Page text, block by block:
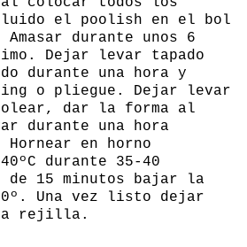
el poolish en el bol
durante unos 6
Dejar levar tapado
durante una hora y
o pliegue. Dejar levar
dar la forma al
durante una hora
Hornear en horno
durante 35-40
de 15 minutos bajar la
Una vez listo dejar
rejilla.